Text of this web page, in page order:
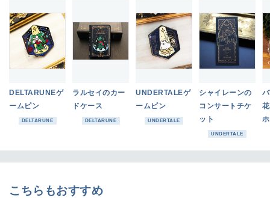
DELTARUNEゲ
ームピン
DELTARUNE
ラルセイのカー
ドケース
DELTARUNE
UNDERTALEゲ
ームピン
UNDERTALE
シャイレーンの
コンサートチケ
ット
UNDERTALE
こちらもおすすめ